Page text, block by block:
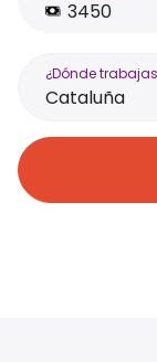
¿Dónde
Cataluña